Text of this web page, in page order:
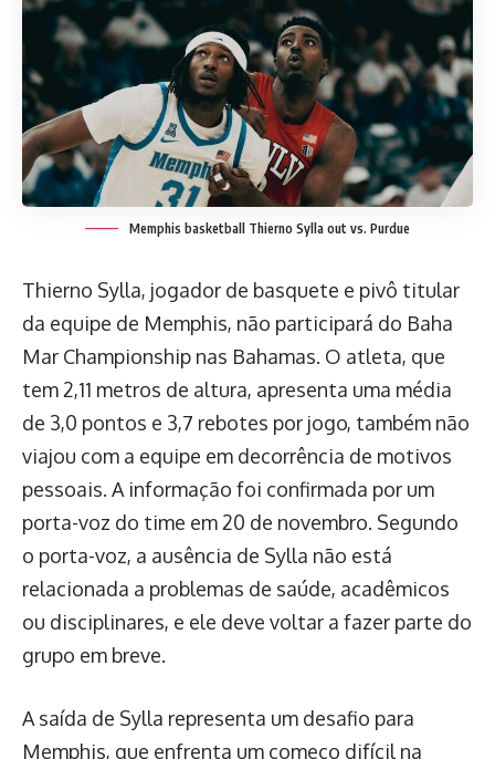
Memphis basketball Thierno Sylla out vs. Purdue
Thierno Sylla, jogador de basquete e pivô titular
da equipe de Memphis, não participará do Baha
Mar Championship nas Bahamas. O atleta, que
tem 2,11 metros de altura, apresenta uma média
de 3,0 pontos e 3,7 rebotes por jogo, também não
viajou com a equipe em decorrência de motivos
pessoais. A informação foi confirmada por um
porta-voz do time em 20 de novembro. Segundo
o porta-voz, a ausência de Sylla não está
relacionada a problemas de saúde, acadêmicos
ou disciplinares, e ele deve voltar a fazer parte do
grupo em breve.
A saída de Sylla representa um desafio para
Memphis, que enfrenta um começo difícil na